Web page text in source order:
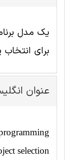
یک مدل
برای انتخاب
عنوان
selection